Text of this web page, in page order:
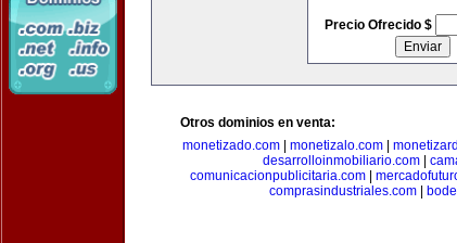
Precio Ofrecido $
Otros dominios en venta:
monetizado.com
monetizalo.com
desarrolloinmobiliario.com
comunicacionpublicitaria.com|
comprasindustriales.com|